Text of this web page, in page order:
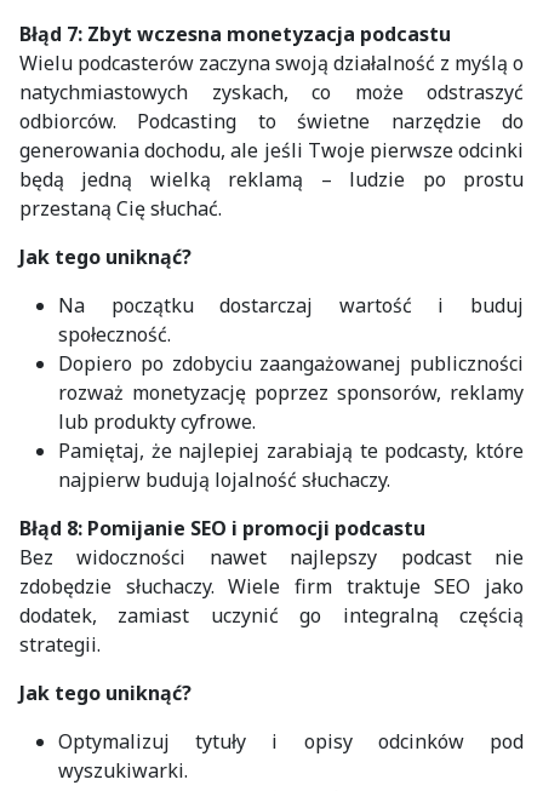
Błąd 7: Zbyt wczesna monetyzacja podcastu
Wielu podcasterów zaczyna swoją działalność z myślą o
natychmiastowych zyskach, co może odstraszyć
odbiorców. Podcasting to świetne narzędzie do
generowania dochodu, ale jeśli Twoje pierwsze odcinki
będą jedną wielką reklamą – ludzie po prostu
przestaną Cię słuchać.
Jak tego uniknąć?
Na początku dostarczaj wartość i buduj
społeczność.
Dopiero po zdobyciu zaangażowanej publiczności
rozważ monetyzację poprzez sponsorów, reklamy
lub produkty cyfrowe.
Pamiętaj, że najlepiej zarabiają te podcasty, które
najpierw budują lojalność słuchaczy.
Błąd 8: Pomijanie SEO i promocji podcastu
Bez widoczności nawet najlepszy podcast nie
zdobędzie słuchaczy. Wiele firm traktuje SEO jako
dodatek, zamiast uczynić go integralną częścią
strategii.
Jak tego uniknąć?
Optymalizuj tytuły i opisy odcinków pod
wyszukiwarki.